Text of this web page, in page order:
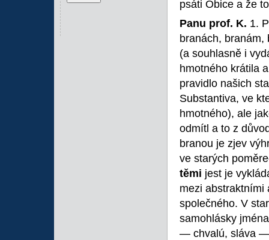
psáti Obice a že
Panu prof. K. 1.
branách, branám,
(a souhlasně i
hmotného krátila
pravidlo našich
Substantiva, ve
hmotného), ale
odmítl a to z
branou je zjev
ve starých
těmi jest je
mezi abstraktními
společného. V
samohlásky
— chvalú, sláva